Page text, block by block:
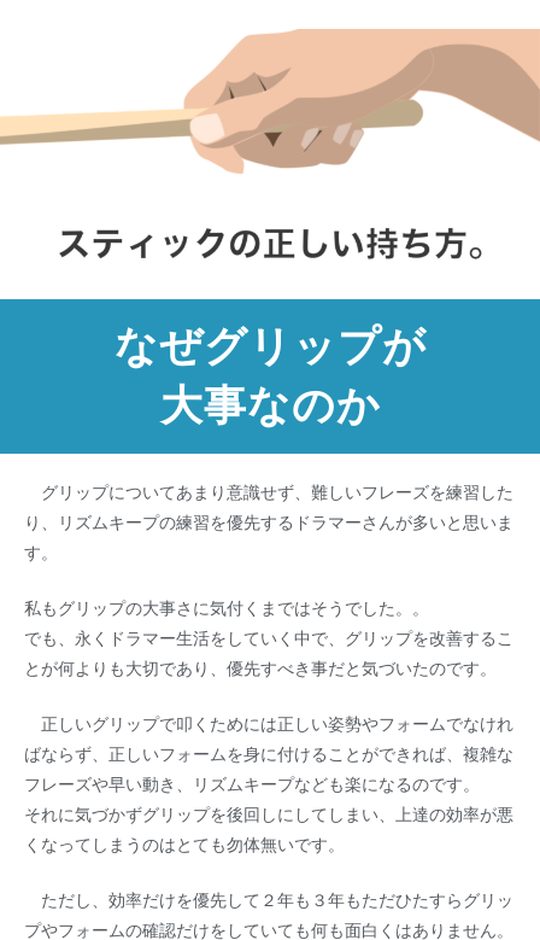
なぜグリップが
大事なのか
グリップについてあまり意識せず、難しいフレーズを練習した
り、リズムキープの練習を優先するドラマーさんが多いと思いま
す。
私もグリップの大事さに気付くまではそうでした。。
でも、永くドラマー生活をしていく中で、グリップを改善するこ
とが何よりも大切であり、優先すべき事だと気づいたのです。
正しいグリップで叩くためには正しい姿勢やフォームでなけれ
ばならず、正しいフォームを身に付けることができれば、複雑な
フレーズや早い動き、リズムキープなども楽になるのです。
それに気づかずグリップを後回しにしてしまい、上達の効率が悪
くなってしまうのはとても勿体無いです。
ただし、効率だけを優先して２年も３年もただひたすらグリッ
プやフォームの確認だけをしていても何も面白くはありません。